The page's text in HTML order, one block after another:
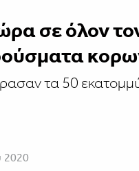
σε όλον
τα 50
2020